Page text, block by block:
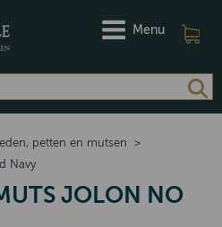
Menu
petten en mutsen
>
Navy
JOLON NO